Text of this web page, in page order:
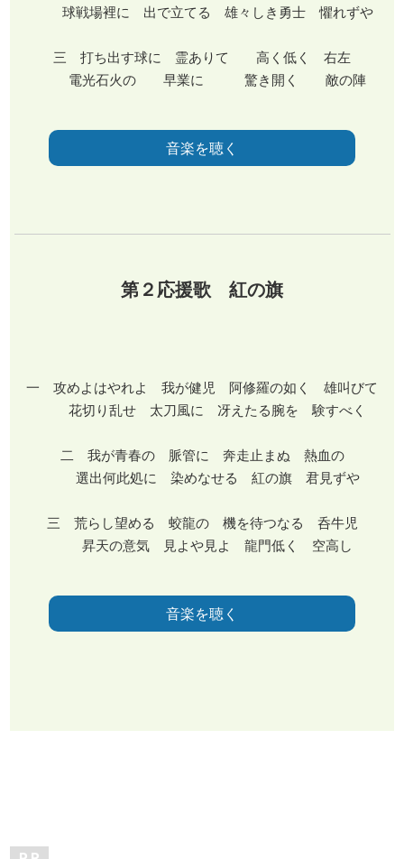
球戦場裡に 出で立てる 雄々しき勇士 懼れずや
三 打ち出す球に 霊ありて 高く低く 右左
電光石火の 早業に 驚き開く 敵の陣
音楽を聴く
第２応援歌 紅の旗
一 攻めよはやれよ 我が健児 阿修羅の如く 雄叫びて
花切り乱せ 太刀風に 冴えたる腕を 験すべく
二 我が青春の 脈管に 奔走止まぬ 熱血の
選出何此処に 染めなせる 紅の旗 君見ずや
三 荒らし望める 蛟龍の 機を待つなる 呑牛児
昇天の意気 見よや見よ 龍門低く 空高し
音楽を聴く